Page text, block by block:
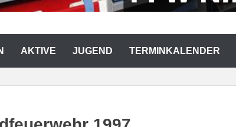
NIEDERMURACH
AKTIVE JUGEND TERMINKALENDER